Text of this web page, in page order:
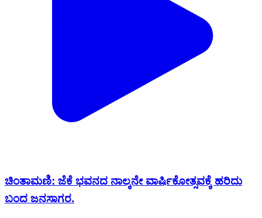
ಚಿಂತಾಮಣಿ: ಜೆಕೆ ಭವನದ ನಾಲ್ಕನೇ ವಾರ್ಷಿಕೋತ್ಸವಕ್ಕೆ ಹರಿದು
ಬಂದ ಜನಸಾಗರ.